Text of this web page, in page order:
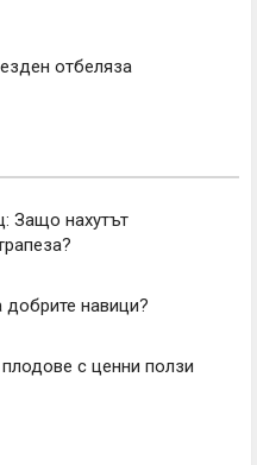
отбеляза
Защо нахутът
навици?
с ценни ползи